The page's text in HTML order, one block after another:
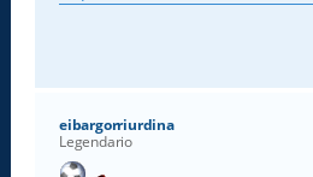
eibargorriurdina
Legendario